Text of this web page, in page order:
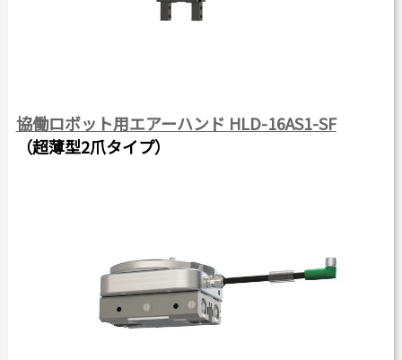
協働ロボット用エアーハンド HLD-16AS1-SF
（超薄型2爪タイプ）